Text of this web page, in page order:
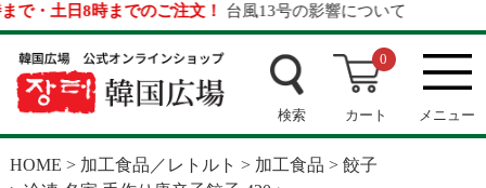
・土日8時までのご注文！台風13号の影響について
検索
0
カート メニュー
HOME 加工食品／レトルト 加工食品
餃子